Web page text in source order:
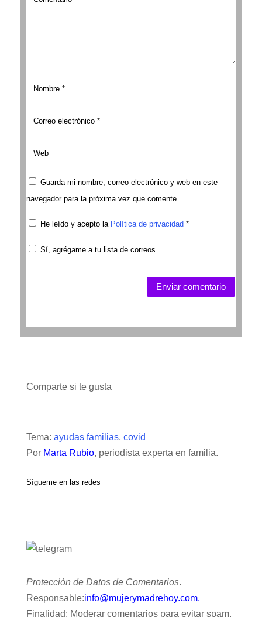
Guarda mi nombre, correo electrónico y web en este
navegador para la próxima vez que comente.
He leído y acepto la Política de privacidad *
Sí, agrégame a tu lista de correos.
Enviar comentario
Comparte si te gusta
Tema: ayudas familias, covid
Por Marta Rubio, periodista experta en familia.
Sígueme en las redes
Protección de Datos de Comentarios.
Responsable:info@mujerymadrehoy.com.
Finalidad: Moderar comentarios para evitar spam.